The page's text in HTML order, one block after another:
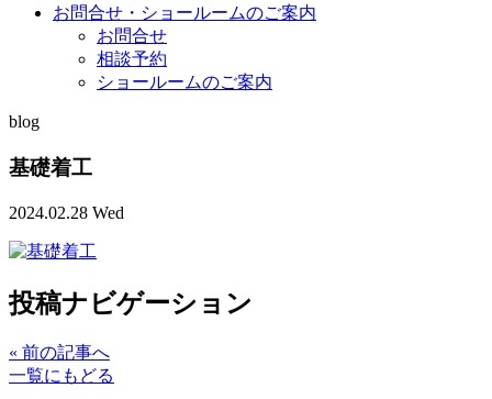
お問合せ・ショールームのご案内
お問合せ
相談予約
ショールームのご案内
blog
基礎着工
2024.02.28 Wed
投稿ナビゲーション
« 前の記事へ
一覧にもどる